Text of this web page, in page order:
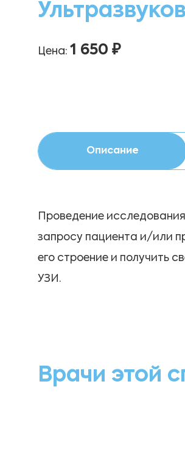
Цена: 1 650 ₽
Описание
Проведение
запросу пациента и/или
его строение и получить
УЗИ.
Врачи этой